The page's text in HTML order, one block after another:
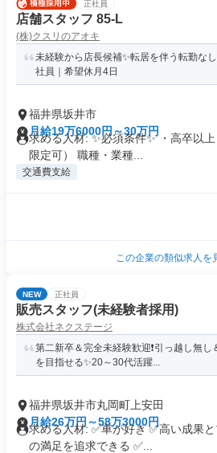
正社員
店舗スタッフ 85-L
(株)クスリのアオキ
未経験から店長候補✨転居を伴う転勤な
社員｜希望休月4日
福井県坂井市
月給19万6000円～30万円
求める人材: ✨必須条件✨ ・高卒以
限定可） 職種・業種...
交通費支給
この企業の類似求人を
NEW 正社員
販売スタッフ(未経験者採用)
株式会社ネクステージ
第二新卒＆完全未経験歓迎❗引っ越し無
を目指せる✨20～30代活躍...
福井県坂井市丸岡町上安田
月給26万円～58万3000円
求める人材: ✅車が好き ✅高い成果
の満足を追求できる ✅...